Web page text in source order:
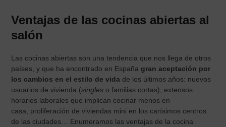
Ventajas de las cocinas abiertas al
salón
Las cocinas abiertas son una tendencia que nos llega de otros
países, y que ha encontrado en España gran aceptación por
los cambios en el estilo de vida de los últimos años: nuevos
usuarios de vivienda (singles o familias cortas), extensos
horarios laborales que implican cocinar menos en
casa, proliferación de viviendas mini en los carísimos centros
de las ciudades… Enumeramos las ventajas de la cocina